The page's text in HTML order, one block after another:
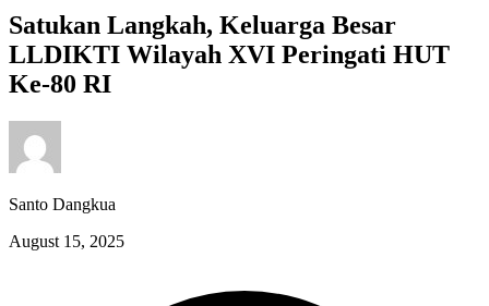
Satukan Langkah, Keluarga Besar
LLDIKTI Wilayah XVI Peringati HUT
Ke-80 RI
Santo Dangkua
August 15, 2025